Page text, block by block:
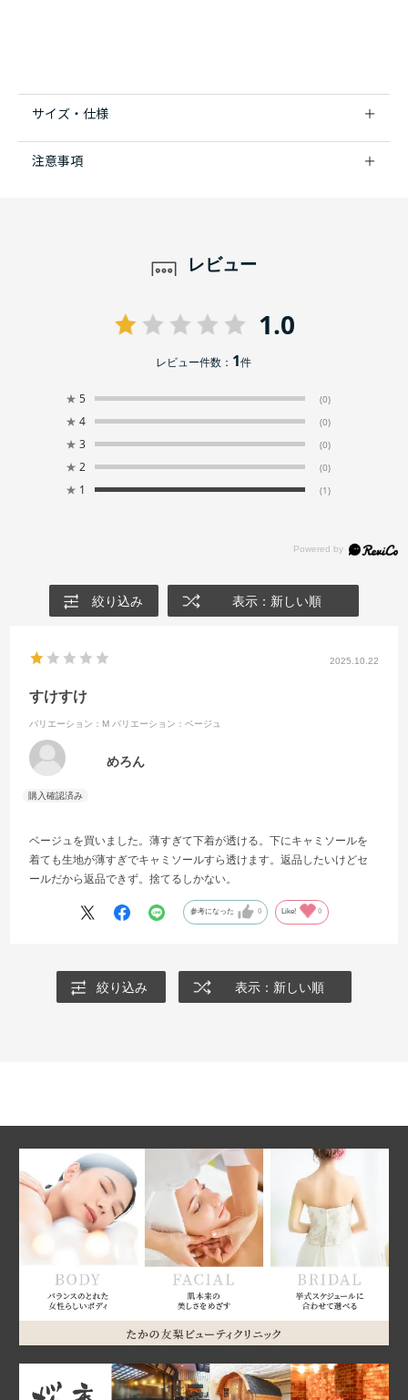
サイズ・仕様
注意事項
レビュー
1.0
レビュー件数： 1件
★ 5 (0)
★ 4 (0)
★ 3 (0)
★ 2 (0)
★ 1 (1)
絞り込み 表示：新しい順
2025.10.22
すけすけ
バリエーション：M バリエーション：ベージュ
めろん
ベージュを買いました。薄すぎて下着が透ける。下にキャミソールを
着ても生地が薄すぎでキャミソールすら透けます。返品したいけどセ
ールだから返品できず。捨てるしかない。
参考になった 0 Like! 0
絞り込み 表示：新しい順